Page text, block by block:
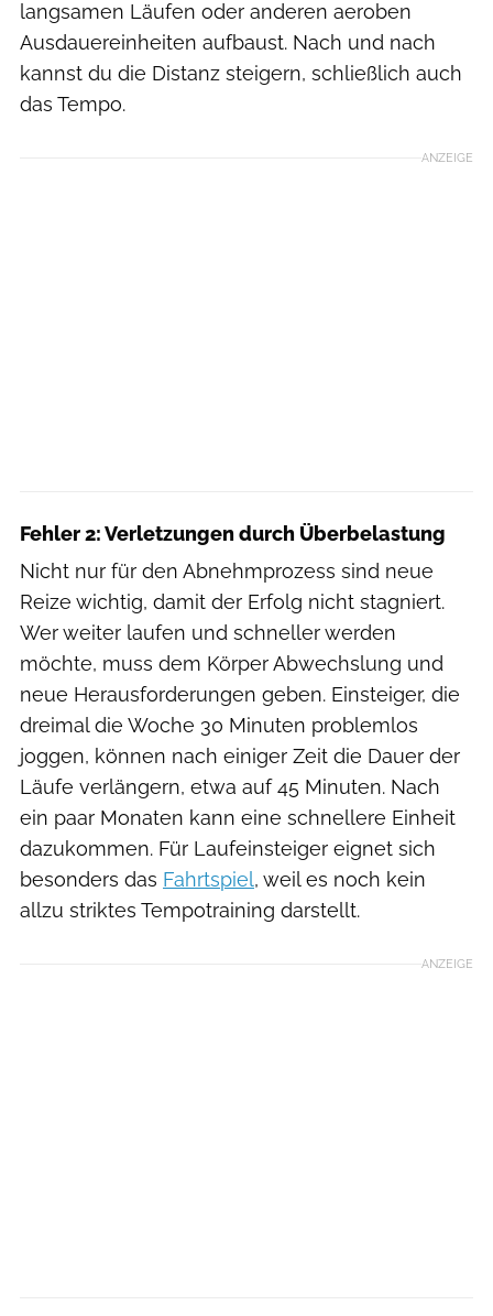
langsamen Läufen oder anderen aeroben
Ausdauereinheiten aufbaust. Nach und nach
kannst du die Distanz steigern, schließlich auch
das Tempo.
ANZEIGE
Fehler 2: Verletzungen durch Überbelastung
Nicht nur für den Abnehmprozess sind neue
Reize wichtig, damit der Erfolg nicht stagniert.
Wer weiter laufen und schneller werden
möchte, muss dem Körper Abwechslung und
neue Herausforderungen geben. Einsteiger, die
dreimal die Woche 30 Minuten problemlos
joggen, können nach einiger Zeit die Dauer der
Läufe verlängern, etwa auf 45 Minuten. Nach
ein paar Monaten kann eine schnellere Einheit
dazukommen. Für Laufeinsteiger eignet sich
besonders das Fahrtspiel, weil es noch kein
allzu striktes Tempotraining darstellt.
ANZEIGE